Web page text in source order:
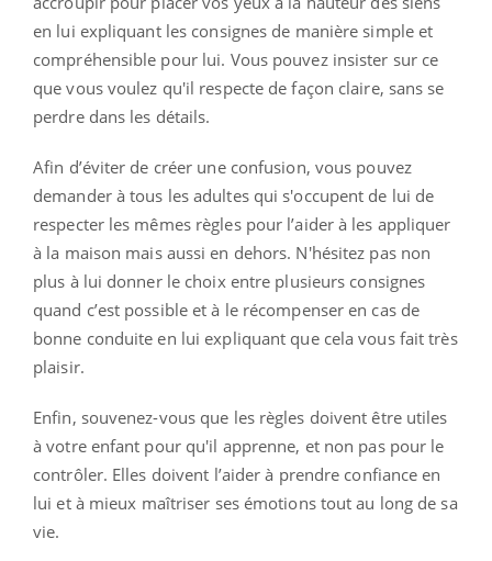
en lui expliquant les consignes de manière simple et
compréhensible pour lui. Vous pouvez insister sur ce
que vous voulez qu'il respecte de façon claire, sans se
perdre dans les détails.
Afin d’éviter de créer une confusion, vous pouvez
demander à tous les adultes qui s'occupent de lui de
respecter les mêmes règles pour l’aider à les appliquer
à la maison mais aussi en dehors. N'hésitez pas non
plus à lui donner le choix entre plusieurs consignes
quand c’est possible et à le récompenser en cas de
bonne conduite en lui expliquant que cela vous fait très
plaisir.
Enfin, souvenez-vous que les règles doivent être utiles
à votre enfant pour qu'il apprenne, et non pas pour le
contrôler. Elles doivent l’aider à prendre confiance en
lui et à mieux maîtriser ses émotions tout au long de sa
vie.